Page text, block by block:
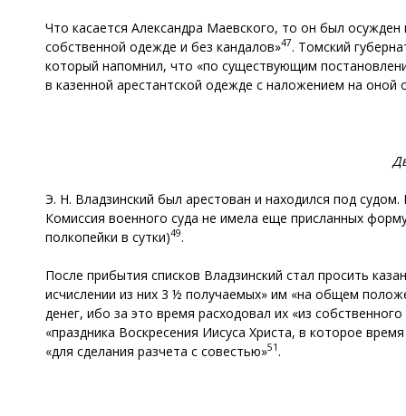
Что касается Александра Маевского, то он был
собственной одежде и без кандалов»47. Томский
который напомнил, что «по существующим
в казенной арестантской одежде с наложением на оной
Э. Н. Владзинский был арестован и находился под
Комиссия военного суда не имела еще присланных
полкопейки в сутки)49.
После прибытия списков Владзинский стал просить
исчислении из них 3 ½ получаемых» им «на общем
денег, ибо за это время расходовал их «из
«праздника Воскресения Иисуса Христа, в которое
«для сделания разчета с совестью»51 .